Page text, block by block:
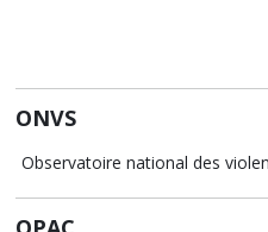
ONVS
Observatoire national des